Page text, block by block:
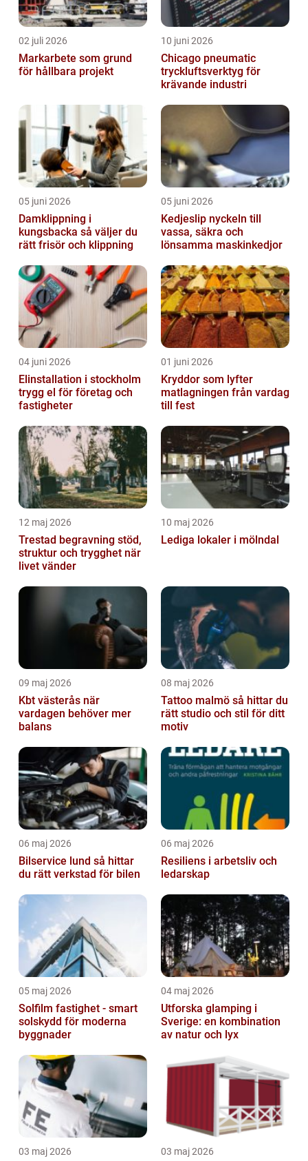
02 juli 2026
Markarbete som grund
för hållbara projekt
10 juni 2026
Chicago pneumatic
tryckluftsverktyg för
krävande industri
05 juni 2026
Damklippning i
kungsbacka så väljer du
rätt frisör och klippning
05 juni 2026
Kedjeslip nyckeln till
vassa, säkra och
lönsamma maskinkedjor
04 juni 2026
Elinstallation i stockholm
trygg el för företag och
fastigheter
01 juni 2026
Kryddor som lyfter
matlagningen från vardag
till fest
12 maj 2026
Trestad begravning stöd,
struktur och trygghet när
livet vänder
10 maj 2026
Lediga lokaler i mölndal
09 maj 2026
Kbt västerås när
vardagen behöver mer
balans
08 maj 2026
Tattoo malmö så hittar du
rätt studio och stil för ditt
motiv
06 maj 2026
Bilservice lund så hittar
du rätt verkstad för bilen
06 maj 2026
Resiliens i arbetsliv och
ledarskap
05 maj 2026
Solfilm fastighet - smart
solskydd för moderna
byggnader
04 maj 2026
Utforska glamping i
Sverige: en kombination
av natur och lyx
03 maj 2026 03 maj 2026